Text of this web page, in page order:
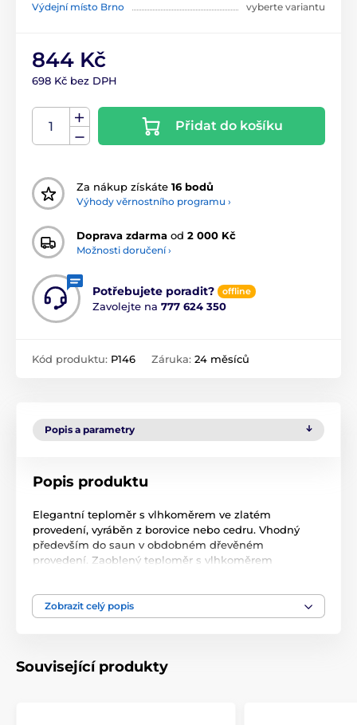
Výdejní místo Brno
vyberte variantu
844 Kč
698 Kč bez DPH
Přidat do košíku
Za nákup získáte 16 bodů
Výhody věrnostního programu ›
Doprava zdarma od 2 000 Kč
Možnosti doručení ›
Potřebujete poradit? offline
Zavolejte na 777 624 350
Kód produktu: P146 Záruka: 24 měsíců
Popis a parametry
Popis produktu
Elegantní teploměr s vlhkoměrem ve zlatém
provedení, vyráběn z borovice nebo cedru. Vhodný
především do saun v obdobném dřevěném
provedení. Zaoblený teploměr s vlhkoměrem
Rozsah stupnice: 20-120°C a 0 - 100 %
Zobrazit celý popis
Související produkty